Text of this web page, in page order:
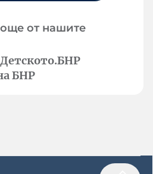
от нашите
Детското.БНР
БНР